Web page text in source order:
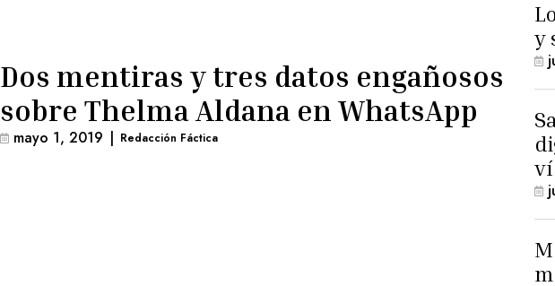
Dos mentiras y tres datos engañosos
sobre Thelma Aldana en WhatsApp
mayo 1, 2019 | Redacción Fáctica
y